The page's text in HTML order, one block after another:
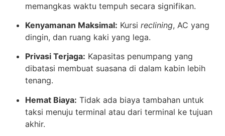
memangkas waktu tempuh secara signifikan.
Kenyamanan Maksimal: Kursi reclining, AC yang
dingin, dan ruang kaki yang lega.
Privasi Terjaga: Kapasitas penumpang yang
dibatasi membuat suasana di dalam kabin lebih
tenang.
Hemat Biaya: Tidak ada biaya tambahan untuk
taksi menuju terminal atau dari terminal ke tujuan
akhir.